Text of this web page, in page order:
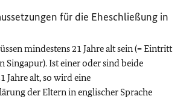
für die Eheschließung in
mindestens 21 Jahre alt sein (= Eintritt
Singapur). Ist einer oder sind beide
Jahre alt, so wird eine
der Eltern in englischer Sprache